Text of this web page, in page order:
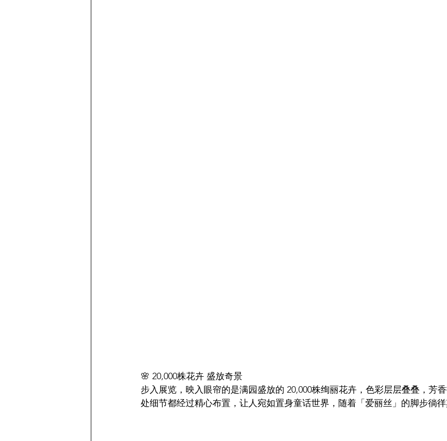
🌸 20,000株花卉 盛放奇景
步入展览，映入眼帘的是满园盛放的 20,000株绚丽花卉，色彩层层叠叠，芳
处细节都经过精心布置，让人宛如置身童话世界，随着「爱丽丝」的脚步徜